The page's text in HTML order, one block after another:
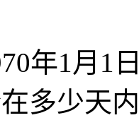
年1月1
多少天